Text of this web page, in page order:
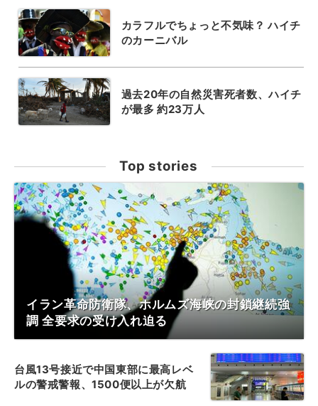
カラフルでちょっと不気味？ ハイチ
のカーニバル
過去20年の自然災害死者数、ハイチ
が最多 約23万人
Top stories
イラン革命防衛隊、ホルムズ海峡の封鎖継続強
調 全要求の受け入れ迫る
台風13号接近で中国東部に最高レベ
ルの警戒警報、1500便以上が欠航